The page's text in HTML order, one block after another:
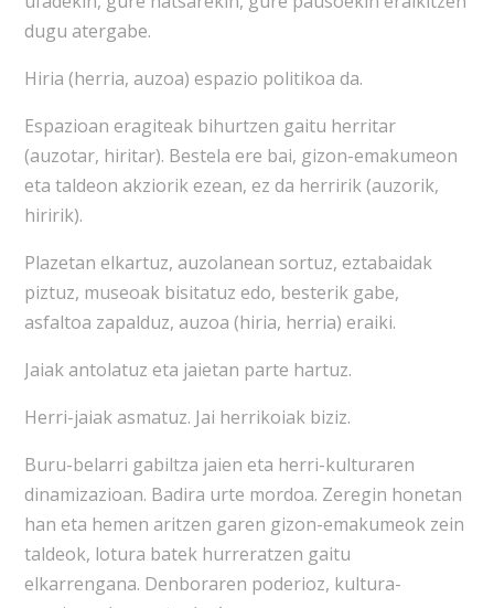
dugu atergabe.
Hiria (herria, auzoa) espazio politikoa da.
Espazioan eragiteak bihurtzen gaitu herritar
(auzotar, hiritar). Bestela ere bai, gizon-emakumeon
eta taldeon akziorik ezean, ez da herririk (auzorik,
hiririk).
Plazetan elkartuz, auzolanean sortuz, eztabaidak
piztuz, museoak bisitatuz edo, besterik gabe,
asfaltoa zapalduz, auzoa (hiria, herria) eraiki.
Jaiak antolatuz eta jaietan parte hartuz.
Herri-jaiak asmatuz. Jai herrikoiak biziz.
Buru-belarri gabiltza jaien eta herri-kulturaren
dinamizazioan. Badira urte mordoa. Zeregin honetan
han eta hemen aritzen garen gizon-emakumeok zein
taldeok, lotura batek hurreratzen gaitu
elkarrengana. Denboraren poderioz, kultura-